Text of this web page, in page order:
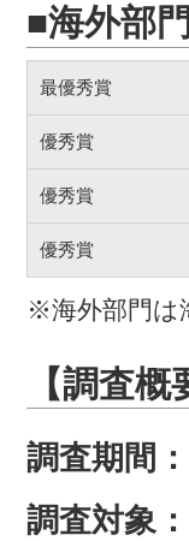
■海外部門
最優秀賞
優秀賞
優秀賞
優秀賞
※海外部門は
【調査概
調査期間：
調査対象：